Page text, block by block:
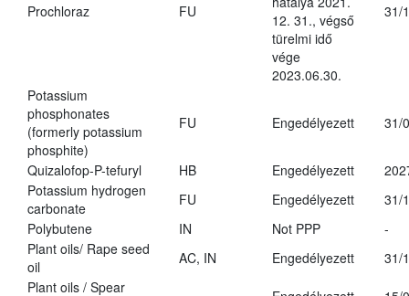
Prochloraz FU
12. 31., végső
türelmi idő
vége
2023.06.30.
31/
Potassium
phosphonates
(formerly potassium
phosphite)
FU Engedélyezett 31/
Quizalofop-P-tefuryl HB Engedélyezett
Potassium hydrogen
carbonate
FU Engedélyezett
31/
Polybutene
IN Not PPP
-
Plant oils/ Rape seed
oil
AC, IN Engedélyezett
31/
Plant oils / Spear